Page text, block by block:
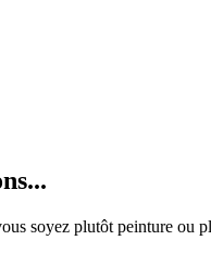
soyez plutôt peinture ou